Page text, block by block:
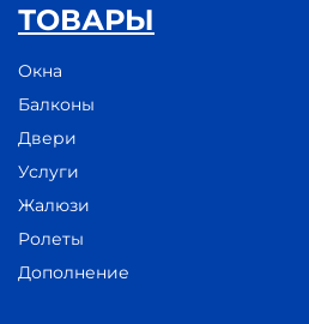
ТОВАРЫ
Окна
Балконы
Двери
Услуги
Жалюзи
Ролеты
Дополнение